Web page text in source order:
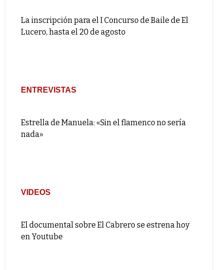
La inscripción para el I Concurso de Baile de El
Lucero, hasta el 20 de agosto
ENTREVISTAS
Estrella de Manuela: «Sin el flamenco no sería
nada»
VIDEOS
El documental sobre El Cabrero se estrena hoy
en Youtube